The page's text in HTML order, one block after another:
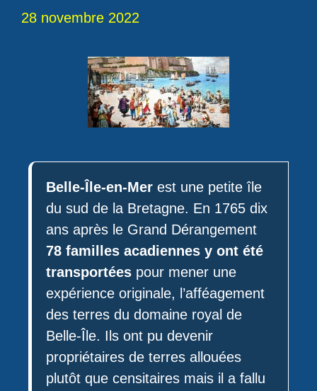
28 novembre 2022
Belle-Île-en-Mer est une petite île
du sud de la Bretagne. En 1765 dix
ans après le Grand Dérangement
78 familles acadiennes y ont été
transportées pour mener une
expérience originale, l’afféagement
des terres du domaine royal de
Belle-Île. Ils ont pu devenir
propriétaires de terres allouées
plutôt que censitaires mais il a fallu